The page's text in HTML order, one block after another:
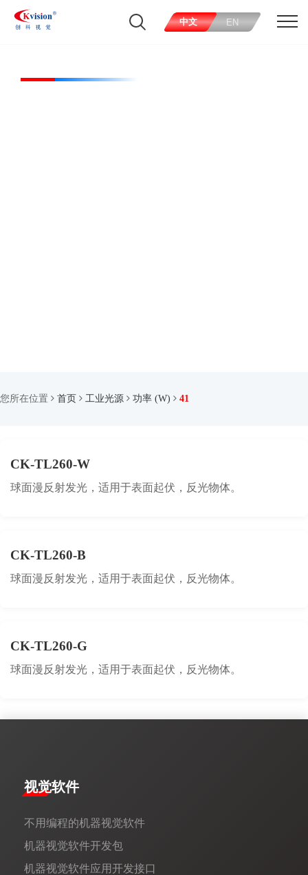
中文 EN
您所在位置 首页 工业光源 功率 (W) 41
CK-TL260-W
球面漫反射发光，适用于表面起伏，反光物体。
CK-TL260-B
球面漫反射发光，适用于表面起伏，反光物体。
CK-TL260-G
球面漫反射发光，适用于表面起伏，反光物体。
视觉软件
不用编程的机器视觉软件
机器视觉软件开发包
机器视觉软件应用开发接口